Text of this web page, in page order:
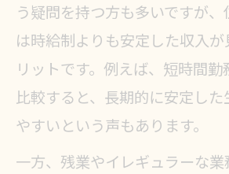
う疑問を持つ方も多いですが
は時給制よりも安定した収入
リットです。例えば、短時間
比較すると、長期的に安定し
やすいという声もあります。
一方、残業やイレギュラーな